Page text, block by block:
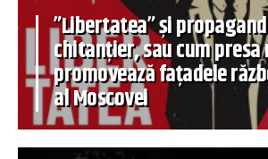
”Libertatea” și
chitanțier, sau cum presa
promovează fațadele
al Moscovei